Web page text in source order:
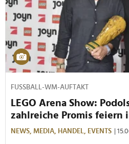
FUSSBALL-WM-AUFTAKT
LEGO Arena Show:
zahlreiche Promis feiern
NEWS, MEDIA, HANDEL, EVENTS |